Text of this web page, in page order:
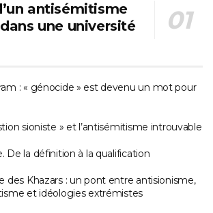
antisémitisme
une université
: « génocide » est devenu un mot pour
sioniste » et l’antisémitisme introuvable
De la définition à la qualification
des Khazars : un pont entre antisionisme,
et idéologies extrémistes